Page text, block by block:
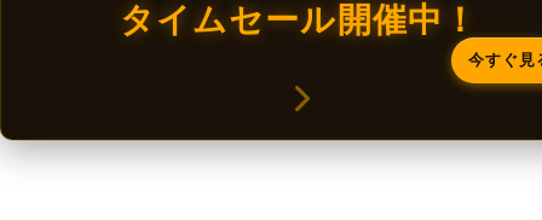
タイムセール開催中！
今すぐ見